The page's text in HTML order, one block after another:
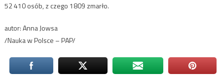
52 410 osób, z czego 1809 zmarło.
autor: Anna Jowsa
/Nauka w Polsce – PAP/